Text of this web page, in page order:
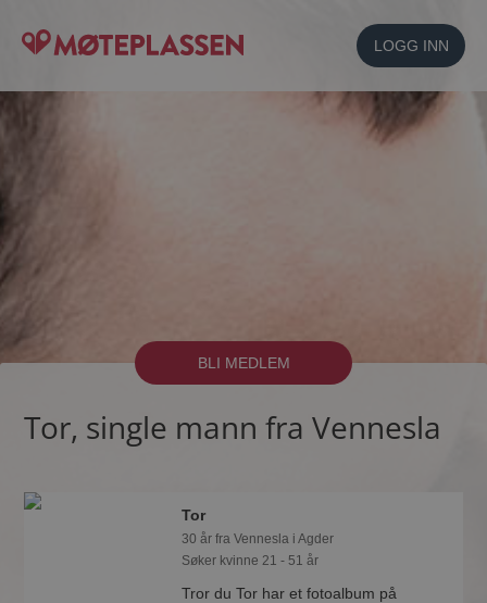
LOGG INN
BLI MEDLEM
Tor, single mann fra Vennesla
Tor
30 år fra Vennesla i Agder
Søker kvinne 21 - 51 år
Tror du Tor har et fotoalbum på